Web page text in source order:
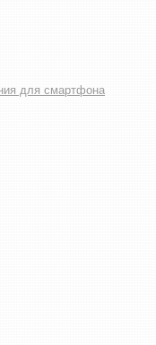
для смартфона